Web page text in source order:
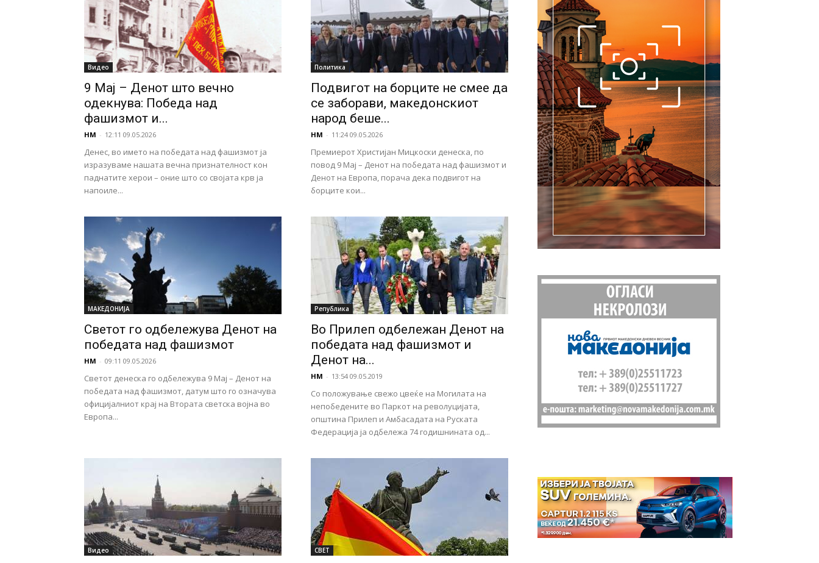
Видео
9 Мај – Денот што вечно
одекнува: Победа над
фашизмот и...
НМ - 12:11 09.05.2026
Денес, во името на победата над фашизмот ја
изразуваме нашата вечна признателност кон
паднатите херои – оние што со својата крв ја
напоиле...
Политика
Подвигот на борците не смее да
се заборави, македонскиот
народ беше...
НМ - 11:24 09.05.2026
Премиерот Христијан Мицкоски денеска, по
повод 9 Мај – Денот на победата над фашизмот и
Денот на Европа, порача дека подвигот на
борците кои...
МАКЕДОНИЈА
Светот го одбележува Денот на
победата над фашизмот
НМ - 09:11 09.05.2026
Светот денеска го одбележува 9 Мај – Денот на
победата над фашизмот, датум што го означува
официјалниот крај на Втората светска војна во
Европа...
Република
Во Прилеп одбележан Денот на
победата над фашизмот и
Денот на...
НМ - 13:54 09.05.2019
Со положување свежо цвеќе на Могилата на
непобедените во Паркот на револуцијата,
општина Прилеп и Амбасадата на Руската
Федерација ја одбележа 74 годишнината од...
Видео СВЕТ